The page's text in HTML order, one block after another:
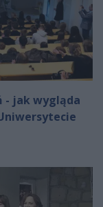
- jak wygląda